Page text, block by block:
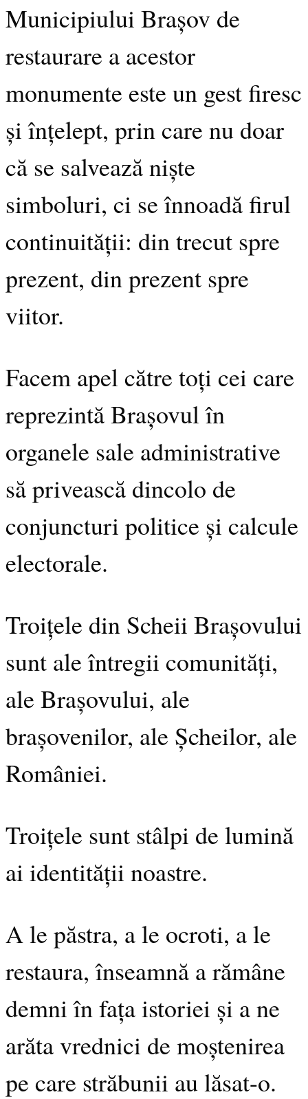
Municipiului Brașov de
restaurare a acestor
monumente este un gest firesc
și înțelept, prin care nu doar
că se salvează niște
simboluri, ci se înnoadă firul
continuității: din trecut spre
prezent, din prezent spre
viitor.
Facem apel către toți cei care
reprezintă Brașovul în
organele sale administrative
să privească dincolo de
conjuncturi politice și calcule
electorale.
Troițele din Scheii Brașovului
sunt ale întregii comunități,
ale Brașovului, ale
brașovenilor, ale Șcheilor, ale
României.
Troițele sunt stâlpi de lumină
ai identității noastre.
A le păstra, a le ocroti, a le
restaura, înseamnă a rămâne
demni în fața istoriei și a ne
arăta vrednici de moștenirea
pe care străbunii au lăsat-o.